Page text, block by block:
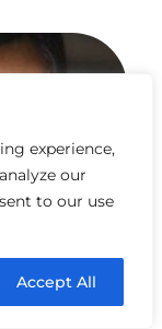
experience,
our
to our use
Accept All